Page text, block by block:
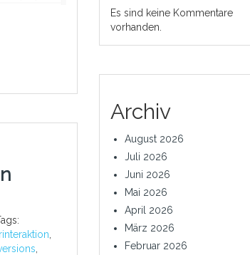
Es sind keine Kommentare
vorhanden.
Archiv
August 2026
Juli 2026
Juni 2026
Mai 2026
April 2026
März 2026
Februar 2026